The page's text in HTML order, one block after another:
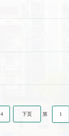
4 下页 第